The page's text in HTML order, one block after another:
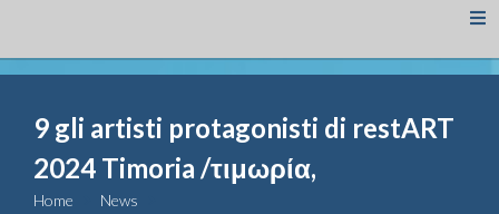
Fondazione
Attività
Contributi
9 gli artisti protagonisti di restART
2024 Timoria /τιμωρία,
Home
News